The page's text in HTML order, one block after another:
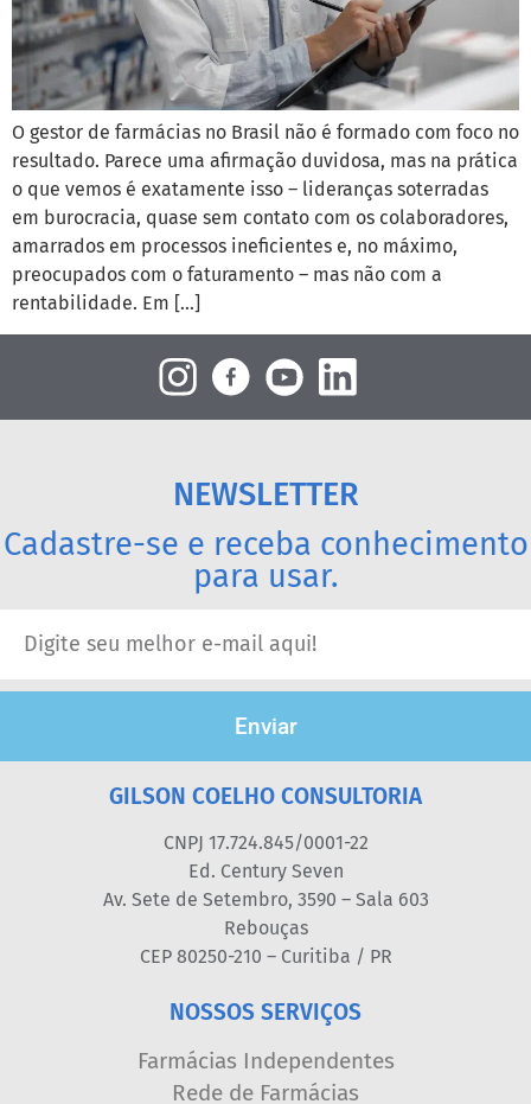
O gestor de farmácias no Brasil não é formado com foco no
resultado. Parece uma afirmação duvidosa, mas na prática
o que vemos é exatamente isso – lideranças soterradas
em burocracia, quase sem contato com os colaboradores,
amarrados em processos ineficientes e, no máximo,
preocupados com o faturamento – mas não com a
rentabilidade. Em […]
NEWSLETTER
Cadastre-se e receba conhecimento
para usar.
Enviar
GILSON COELHO CONSULTORIA
CNPJ 17.724.845/0001-22
Ed. Century Seven
Av. Sete de Setembro, 3590 – Sala 603
Rebouças
CEP 80250-210 – Curitiba / PR
NOSSOS SERVIÇOS
Farmácias Independentes
Rede de Farmácias